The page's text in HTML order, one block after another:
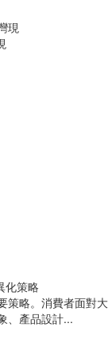
化策略
策略。消費者面對大
、產品設計...